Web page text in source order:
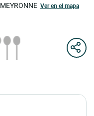
MEYRONNE Ver en el mapa